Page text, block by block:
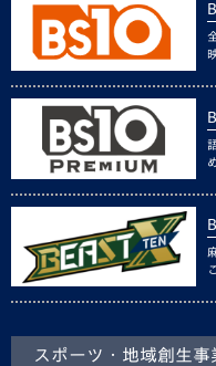
スポーツ・地域創生事